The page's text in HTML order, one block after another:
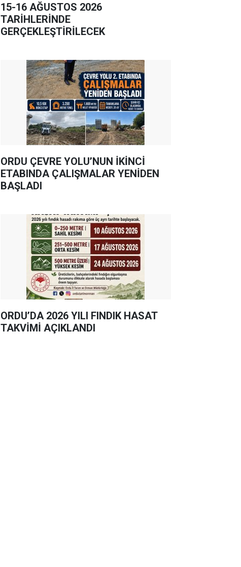
15-16 AĞUSTOS 2026
TARİHLERİNDE
GERÇEKLEŞTİRİLECEK
ORDU ÇEVRE YOLU’NUN İKİNCİ
ETABINDA ÇALIŞMALAR YENİDEN
BAŞLADI
ORDU’DA 2026 YILI FINDIK HASAT
TAKVİMİ AÇIKLANDI